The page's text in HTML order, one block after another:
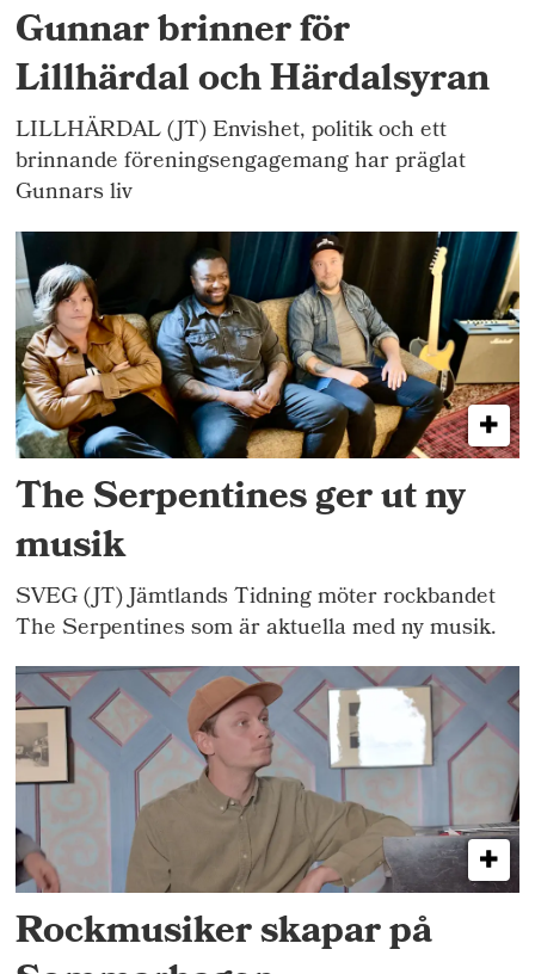
Gunnar brinner för
Lillhärdal och Härdalsyran
LILLHÄRDAL (JT) Envishet, politik och ett
brinnande föreningsengagemang har präglat
Gunnars liv
The Serpentines ger ut ny
musik
SVEG (JT) Jämtlands Tidning möter rockbandet
The Serpentines som är aktuella med ny musik.
Rockmusiker skapar på